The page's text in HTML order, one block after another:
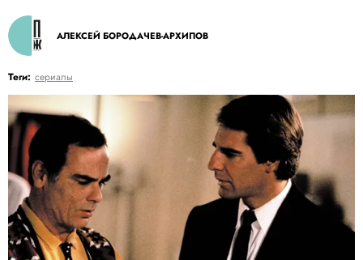
АЛЕКСЕЙ БОРОДАЧЕВ-АРХИПОВ
Теги: сериалы